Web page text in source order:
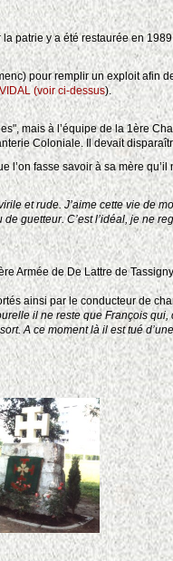
y a été restaurée en
pour remplir un exploit afin
(voir ci-dessus).
mais à l’équipe de la 1ère
Coloniale. Il devait
fasse savoir à sa mère
et rude. J’aime cette vie de
guetteur. C’est l’idéal, je ne
Armée de De Lattre de
ainsi par le conducteur de
il ne reste que François
A ce moment là il est tué